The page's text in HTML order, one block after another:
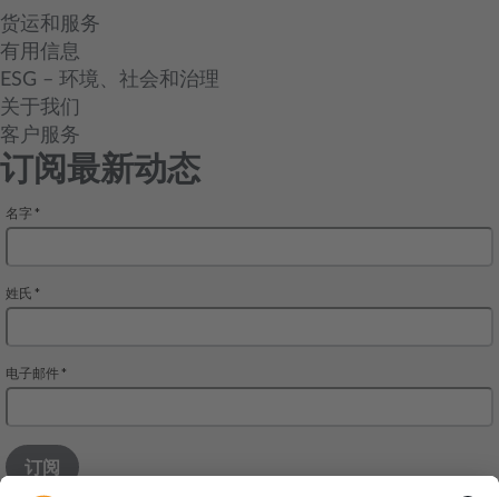
货运和服务
有用信息
ESG – 环境、社会和治理
关于我们
客户服务
订阅最新动态